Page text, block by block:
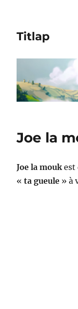
Titlap
Joe la
Joe la moukest
«ta gueule » à